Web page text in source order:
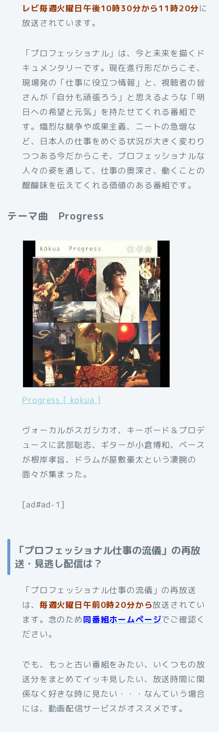
レビ毎週火曜日午後10時30分から11時20分に
放送されています。
「プロフェッショナル」は、今と未来を描くド
キュメンタリーです。現在進行形だからこそ、
現場発の「仕事に役立つ情報」と、視聴者の皆
さんが「自分も頑張ろう」と思えるような「明
日への希望と元気」を持たせてくれる番組で
す。熾烈な競争や成果主義、ニートの急増な
ど、日本人の仕事をめぐる状況が大きく変わり
つつある今だからこそ、プロフェッショナルな
人々の姿を通して、仕事の奥深さ、働くことの
醍醐味を伝えてくれる価値のある番組です。
テーマ曲 Progress
Progress [ kokua ]
ヴォーカルがスガシカオ、キーボード＆プロデ
ュースに武部聡志、ギターが小倉博和、ベース
が根岸孝旨、ドラムが屋敷豪太という凄腕の
面々が集まった。
[ad#ad-1]
「プロフェッショナル仕事の流儀」の再放
送・見逃し配信は？
「プロフェッショナル仕事の流儀」の再放送
は、 毎週火曜日午前0時20分から放送されてい
ます。念のため同番組ホームページでご確認く
ださい。
でも、もっと古い番組をみたい、いくつもの放
送分をまとめてイッキ見したい、放送時間に関
係なく好きな時に見たい・・・なんていう場合
には、動画配信サービスがオススメです。